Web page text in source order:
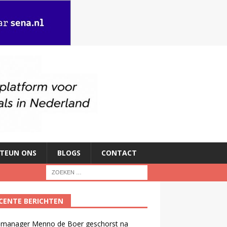
ONS BLOGS CONTACT
BERICHTEN
Menno de Boer geschorst na